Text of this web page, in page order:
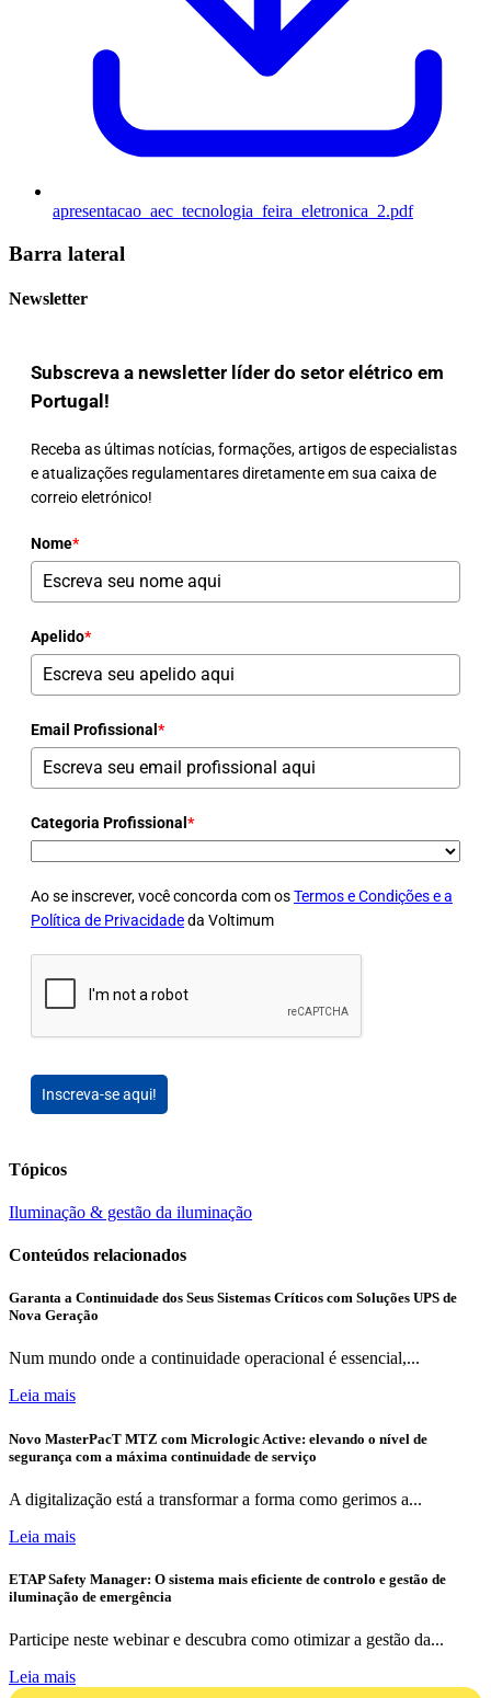
apresentacao_aec_tecnologia_feira_eletronica_2.pdf
Barra lateral
Newsletter
Subscreva a newsletter líder do setor elétrico em
Portugal!
Receba as últimas notícias, formações, artigos de especialistas
e atualizações regulamentares diretamente em sua caixa de
correio eletrónico!
Nome*
Apelido*
Email Profissional *
Categoria Profissional *
Ao se inscrever, você concorda com osTermos e Condições e a
Política de Privacidadeda Voltimum
Inscreva-se aqui!
Tópicos
Iluminação & gestão da iluminação
Conteúdos relacionados
Garanta a Continuidade dos Seus Sistemas Críticos com Soluções UPS de
Nova Geração
Num mundo onde a continuidade operacional é essencial,...
Leia mais
Novo MasterPacT MTZ com Micrologic Active: elevando o nível de
segurança com a máxima continuidade de serviço
A digitalização está a transformar a forma como gerimos a...
Leia mais
ETAP Safety Manager: O sistema mais eficiente de controlo e gestão de
iluminação de emergência
Participe neste webinar e descubra como otimizar a gestão da...
Leia mais